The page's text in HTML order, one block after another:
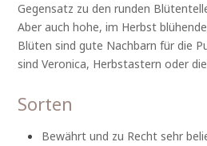
Gegensatz zu den runden
Aber auch hohe, im Herbst
Blüten sind gute Nachbarn für die
sind Veronica, Herbstastern oder
Sorten
Bewährt und zu Recht sehr